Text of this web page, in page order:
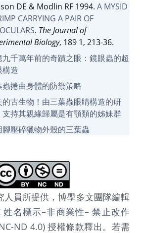
DE & Modlin RF 1994. A MYSID
CARRYING A PAIR OF
. The Journal of
Biology, 189 1, 213-36.
九千萬年前的奇蹟之眼：鏡眼蟲的超
構造
蟲捲曲身體的防禦策略
的古生物！由三葉蟲眼睛構造的研
支持其親緣歸屬是有顎類的姊妹群
腳壓碎獵物外殼的三葉蟲
人員所提供，博學多文團隊編輯
姓名標示–非商業性– 禁止改作
ND 4.0) 授權條款釋出。若需